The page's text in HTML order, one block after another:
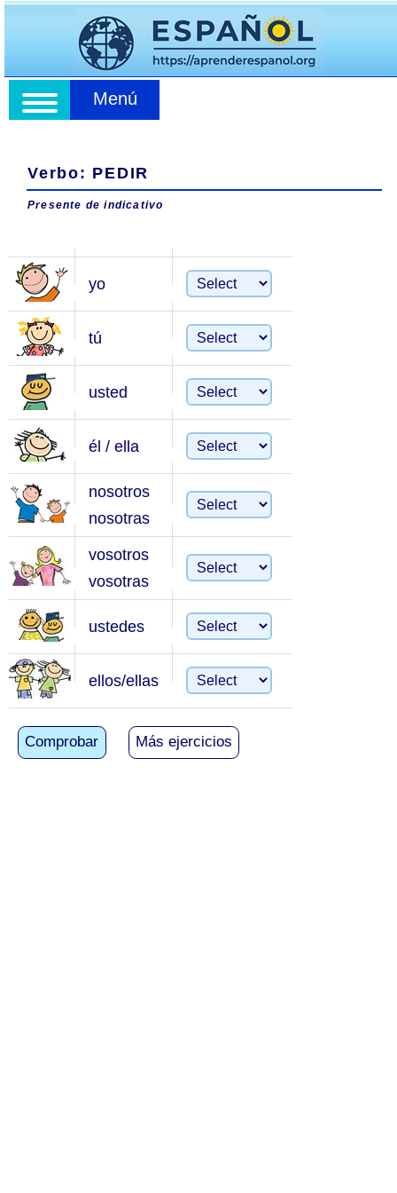
Menú
Verbo: PEDIR
Presente de indicativo
yo
tú
usted
él / ella
nosotros
nosotras
vosotros
vosotras
ustedes
ellos/ellas
Comprobar Más ejercicios